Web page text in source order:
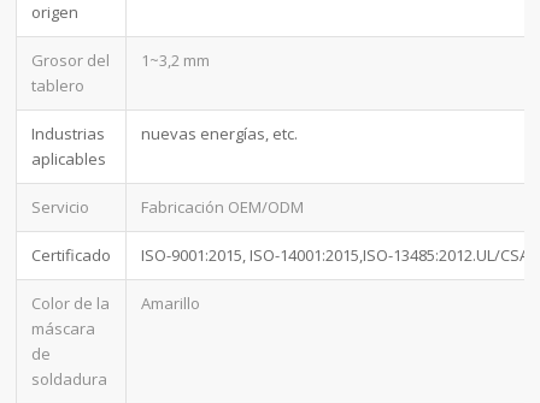
origen
Grosor del
tablero
1~3,2 mm
Industrias
aplicables
nuevas energías, etc.
Servicio Fabricación OEM/ODM
Certificado ISO-9001:2015, ISO-14001:2015,ISO-13485:2012.UL/CSA
Color de la
máscara
de
soldadura
Amarillo